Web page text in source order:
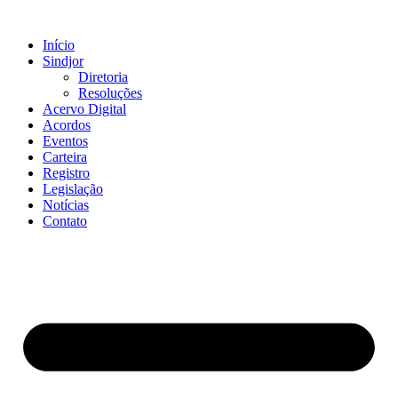
conteúdo
Início
Sindjor
Diretoria
Resoluções
Acervo Digital
Acordos
Eventos
Carteira
Registro
Legislação
Notícias
Contato